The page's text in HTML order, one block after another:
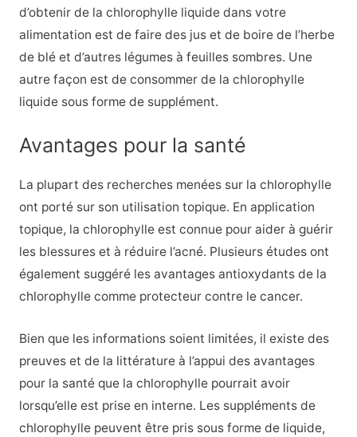
d’obtenir de la chlorophylle liquide dans votre
alimentation est de faire des jus et de boire de l’herbe
de blé et d’autres légumes à feuilles sombres. Une
autre façon est de consommer de la chlorophylle
liquide sous forme de supplément.
Avantages pour la santé
La plupart des recherches menées sur la chlorophylle
ont porté sur son utilisation topique. En application
topique, la chlorophylle est connue pour aider à guérir
les blessures et à réduire l’acné. Plusieurs études ont
également suggéré les avantages antioxydants de la
chlorophylle comme protecteur contre le cancer.
Bien que les informations soient limitées, il existe des
preuves et de la littérature à l’appui des avantages
pour la santé que la chlorophylle pourrait avoir
lorsqu’elle est prise en interne. Les suppléments de
chlorophylle peuvent être pris sous forme de liquide,